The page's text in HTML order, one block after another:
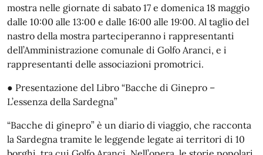
mostra nelle giornate di sabato 17 e domenica 18 maggio
dalle 10:00 alle 13:00 e dalle 16:00 alle 19:00. Al taglio del
nastro della mostra parteciperanno i rappresentanti
dell’Amministrazione comunale di Golfo Aranci, e i
rappresentanti delle associazioni promotrici.
● Presentazione del Libro “Bacche di Ginepro –
L’essenza della Sardegna”
“Bacche di ginepro” è un diario di viaggio, che racconta
la Sardegna tramite le leggende legate ai territori di 10